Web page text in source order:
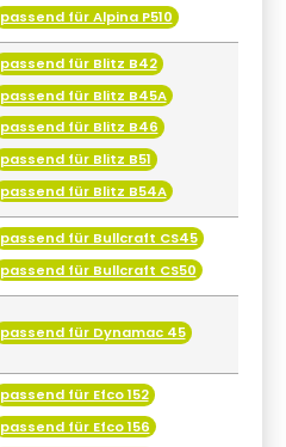
passend für Alpina P510
passend für Blitz B42
passend für Blitz B45A
passend für Blitz B46
passend für Blitz B51
passend für Blitz B54A
passend für Bullcraft CS45
passend für Bullcraft CS50
passend für Dynamac 45
passend für Efco 152
passend für Efco 156